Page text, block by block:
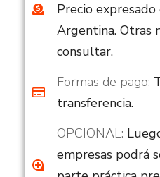
Precio
Argentina. Otras
consultar.
Formas de pago:
transferencia.
OPCIONAL:
empresas podrá